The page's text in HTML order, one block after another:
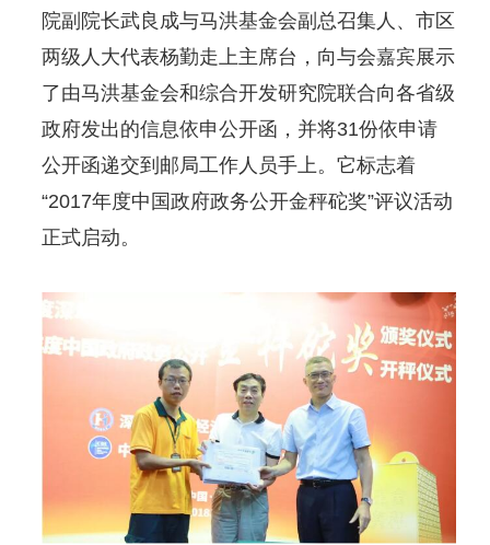
院副院长武良成与马洪基金会副总召集人、市区
两级人大代表杨勤走上主席台，向与会嘉宾展示
了由马洪基金会和综合开发研究院联合向各省级
政府发出的信息依申公开函，并将31份依申请
公开函递交到邮局工作人员手上。它标志着
“2017年度中国政府政务公开金秤砣奖”评议活动
正式启动。